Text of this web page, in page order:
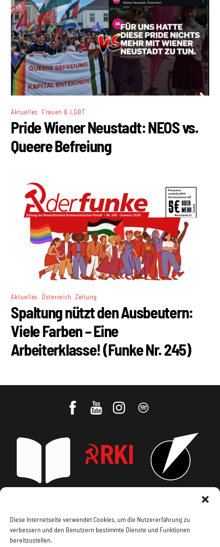
Diese Internetseite verwendet Cookies, um die Nutzererfahrung zu
verbessern und den Benutzern bestimmte Dienste und Funktionen
bereitzustellen.
Aktuelles Frauen & LGBT
Pride Wiener Neustadt: NEOS vs.
Queere Befreiung
Aktuelles Österreich Zeitung
Spaltung nützt den Ausbeutern:
Viele Farben – Eine
Arbeiterklasse! (Funke Nr. 245)